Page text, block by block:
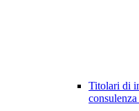
Titolari di
consulenza